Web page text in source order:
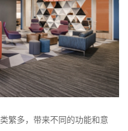
繁多，带来不同的功能和意